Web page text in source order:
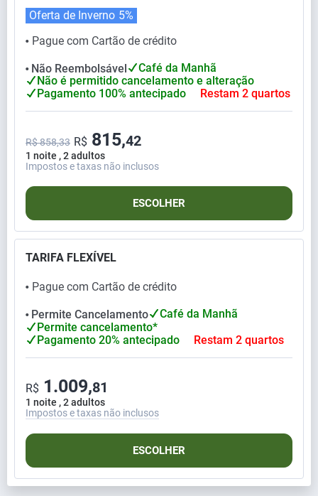
⬤ Pague com Cartão de crédito
Oferta de Inverno 5%
⬤ Não Reembolsável
Café da Manhã
Não é permitido cancelamento e alteração
Pagamento 100% antecipado
Restam 2 quartos
1 noite , 2 adultos
R$ 858,33 R$ 815,42
Impostos e taxas não inclusos
ESCOLHER
TARIFA FLEXÍVEL
⬤ Pague com Cartão de crédito
⬤ Permite Cancelamento
Café da Manhã
Permite cancelamento*
Pagamento 20% antecipado
Restam 2 quartos
1 noite , 2 adultos
R$ 1.009,81
Impostos e taxas não inclusos
ESCOLHER